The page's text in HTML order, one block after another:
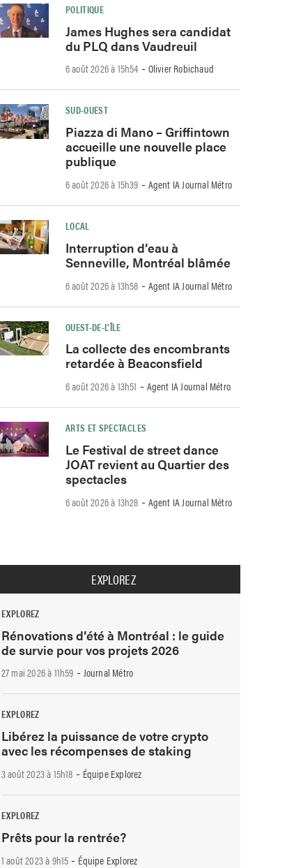
POLITIQUE
James Hughes sera candidat
du PLQ dans Vaudreuil
6 août 2026 à 15h54 -Olivier Robichaud
SUD-OUEST
Piazza di Mano – Griffintown
accueille une nouvelle place
publique
6 août 2026 à 15h39 -Agent IA Journal Métro
LOCAL
Interruption d’eau à
Senneville, Montréal blâmée
6 août 2026 à 13h58 -Agent IA Journal Métro
OUEST-DE-L’ÎLE
La collecte des encombrants
retardée à Beaconsfield
6 août 2026 à 13h51 -Agent IA Journal Métro
ARTS ET SPECTACLES
Le Festival de street dance
JOAT revient au Quartier des
spectacles
6 août 2026 à 13h28 -Agent IA Journal Métro
EXPLOREZ
EXPLOREZ
Rénovations d’été à Montréal : le guide
de survie pour vos projets 2026
27 mai 2026 à 11h59 -Journal Métro
EXPLOREZ
Libérez la puissance de votre crypto
avec les récompenses de staking
3 août 2023 à 15h18 - Équipe Explorez
EXPLOREZ
Prêts pour la rentrée?
1 août 2023 à 9h15 - Équipe Explorez